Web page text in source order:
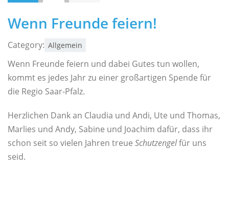
Wenn Freunde feiern!
Category: Allgemein
Wenn Freunde feiern und dabei Gutes tun wollen,
kommt es jedes Jahr zu einer großartigen Spende für
die Regio Saar-Pfalz.
Herzlichen Dank an Claudia und Andi, Ute und Thomas,
Marlies und Andy, Sabine und Joachim dafür, dass ihr
schon seit so vielen Jahren treue Schutzengelfür uns
seid.